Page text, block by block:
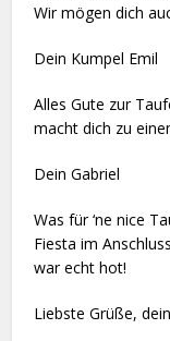
Wir mögen dich
Dein Kumpel Emil
Alles Gute zur
macht dich zu
Dein Gabriel
Was für ‘ne nice
Fiesta im
war echt hot!
Liebste Grüße,